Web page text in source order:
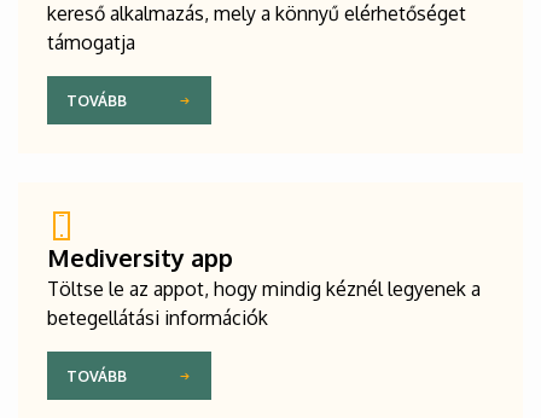
kereső alkalmazás, mely a könnyű elérhetőséget
támogatja
TOVÁBB
Mediversity app
Töltse le az appot, hogy mindig kéznél legyenek a
betegellátási információk
TOVÁBB